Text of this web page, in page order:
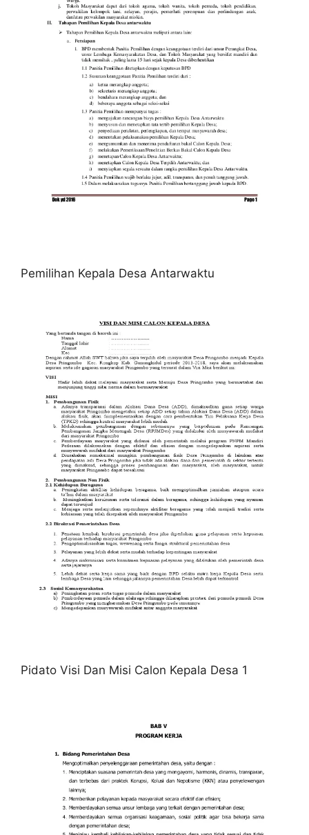
Pemilihan Kepala Desa Antarwaktu
Pidato Visi Dan Misi Calon Kepala Desa 1